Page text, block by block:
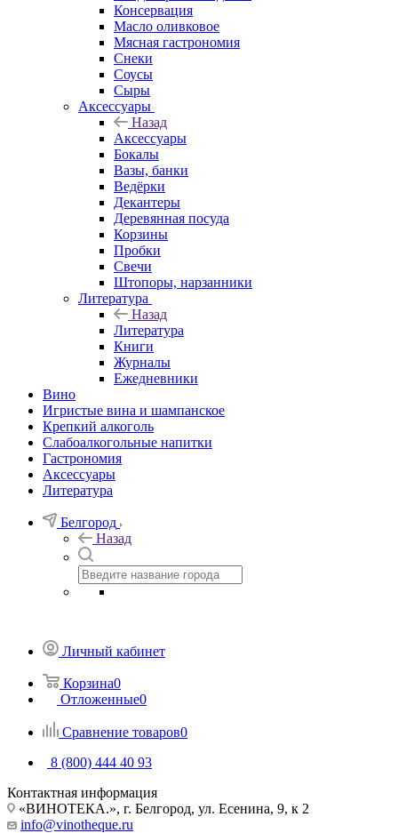
Консервация
Масло оливковое
Мясная гастрономия
Снеки
Соусы
Сыры
Аксессуары
Назад
Аксессуары
Бокалы
Вазы, банки
Ведёрки
Декантеры
Деревянная посуда
Корзины
Пробки
Свечи
Штопоры, нарзанники
Литература
Назад
Литература
Книги
Журналы
Ежедневники
Вино
Игристые вина и шампанское
Крепкий алкоголь
Слабоалкогольные напитки
Гастрономия
Аксессуары
Литература
Белгород
Назад
Личный кабинет
Корзина0
Отложенные0
Сравнение товаров0
8 (800) 444 40 93
Контактная информация
«ВИНОТЕКА.», г. Белгород, ул. Есенина, 9, к 2
info@vinotheque.ru